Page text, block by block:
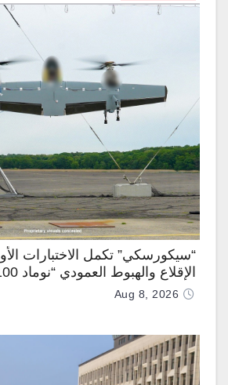
“سيكورسكي” تكمل الاختبارات
الإقلاع والهبوط العمودي “نوماد 100”
Aug 8, 2026